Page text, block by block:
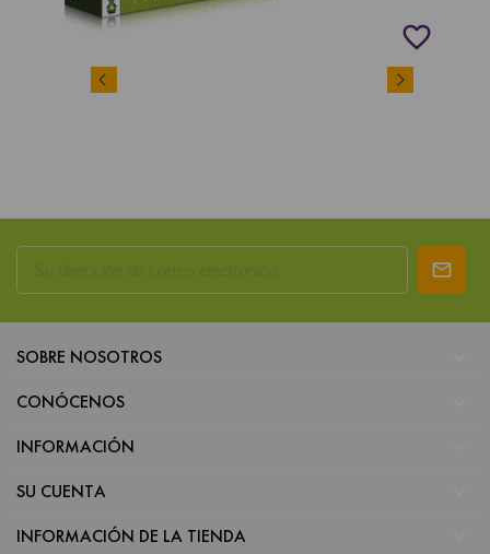
favorite_border
SOBRE NOSOTROS
CONÓCENOS
INFORMACIÓN
SU CUENTA
INFORMACIÓN DE LA TIENDA